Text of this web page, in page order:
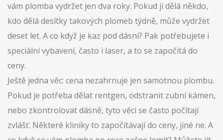
vám plomba vydržet jen dva roky. Pokud ji dělá někdo,
kdo dělá desítky takových plomeb týdně, může vydržet
deset let. A co když je kaz pod dásní? Pak potřebujete i
speciální vybavení, často i laser, a to se započítá do
ceny.
Ještě jedna věc: cena nezahrnuje jen samotnou plombu.
Pokud je potřeba dělat rentgen, odstranit zubní kámen,
nebo zkontrolovat dásně, tyto věci se často počítají
zvlášť. Některé kliniky to započítávají do ceny, jiné ne. A